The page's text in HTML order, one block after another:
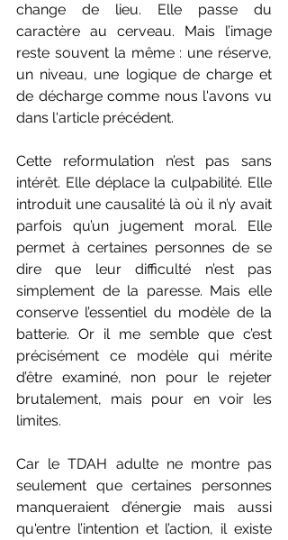
change de lieu. Elle passe du
caractère au cerveau. Mais l’image
reste souvent la même : une réserve,
un niveau, une logique de charge et
de décharge comme nous l'avons vu
dans l'article précédent.
Cette reformulation n’est pas sans
intérêt. Elle déplace la culpabilité. Elle
introduit une causalité là où il n’y avait
parfois qu’un jugement moral. Elle
permet à certaines personnes de se
dire que leur difficulté n’est pas
simplement de la paresse. Mais elle
conserve l’essentiel du modèle de la
batterie. Or il me semble que c’est
précisément ce modèle qui mérite
d’être examiné, non pour le rejeter
brutalement, mais pour en voir les
limites.
Car le TDAH adulte ne montre pas
seulement que certaines personnes
manqueraient d’énergie mais aussi
qu'entre l’intention et l’action, il existe